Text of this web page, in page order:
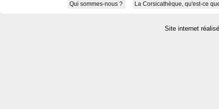
Qui sommes-nous ? La Corsicathèque, qu'est-ce
Site internet